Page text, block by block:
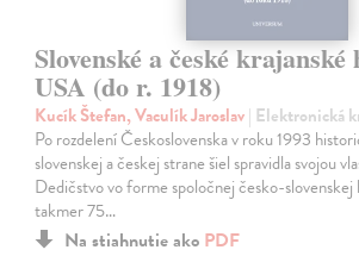
Slovenské a české
USA (do r. 1918)
Kucík Štefan, Vaculík Jaroslav| Elektronická
Po rozdelení Československa v roku 1993
slovenskej a českej strane šiel spravidla svojou
Dedičstvo vo forme spoločnej česko-
takmer 75…
Na stiahnutie ako PDF